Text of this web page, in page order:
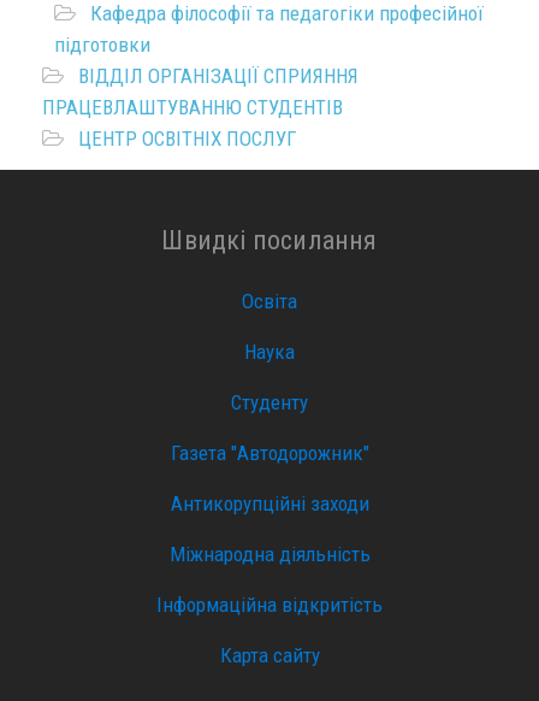
Кафедра філософії та педагогіки професійної
підготовки
ВІДДІЛ ОРГАНІЗАЦІЇ СПРИЯННЯ
ПРАЦЕВЛАШТУВАННЮ СТУДЕНТІВ
ЦЕНТР ОСВІТНІХ ПОСЛУГ
Швидкі посилання
Освіта
Наука
Студенту
Газета "Автодорожник"
Антикорупційні заходи
Міжнародна діяльність
Інформаційна відкритість
Карта сайту